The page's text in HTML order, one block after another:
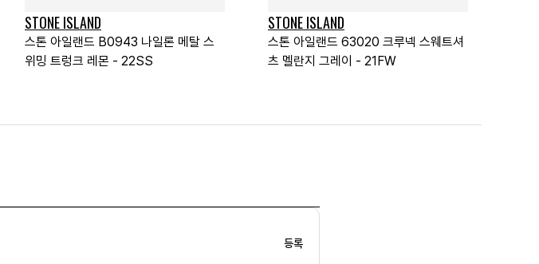
STONE ISLAND
스톤 아일랜드 B0943 나일론 메탈 스
위밍 트렁크 레몬 - 22SS
STONE ISLAND
스톤 아일랜드 63020 크루넥 스웨트셔
츠 멜란지 그레이 - 21FW
등록